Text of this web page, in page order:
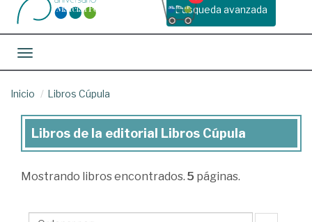
Busqueda avanzada
Toggle navigation
Inicio Libros Cúpula
Libros
la
Libros de la editorial Libros Cúpula
Mostrando libros encontrados. 5 páginas.